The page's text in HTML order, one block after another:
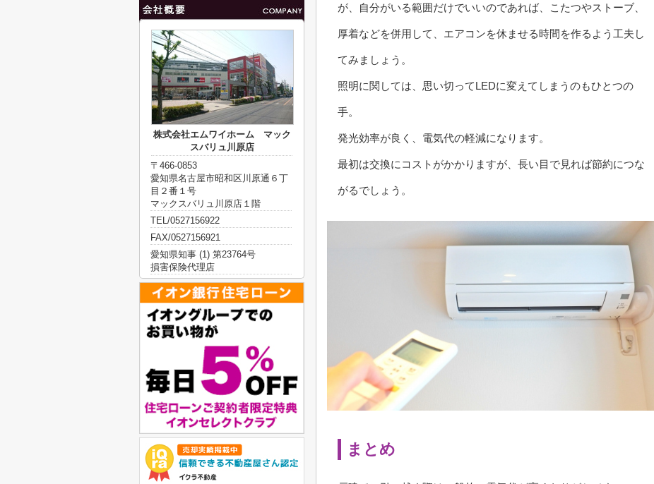
が、自分がいる範囲だけでいいのであれば、こたつやストーブ、
厚着などを併用して、エアコンを休ませる時間を作るよう工夫し
てみましょう。
照明に関しては、思い切ってLEDに変えてしまうのもひとつの
手。
発光効率が良く、電気代の軽減になります。
最初は交換にコストがかかりますが、長い目で見れば節約につな
がるでしょう。
まとめ
株式会社エムワイホーム マック
スバリュ川原店
〒466-0853
愛知県名古屋市昭和区川原通６丁
目２番１号
マックスバリュ川原店１階
TEL/0527156922
FAX/0527156921
愛知県知事 (1) 第23764号
損害保険代理店